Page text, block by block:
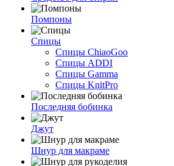
Помпоны
Спицы
Спицы ChiaoGoo
Спицы ADDI
Спицы Gamma
Спицы KnitPro
Последняя бобинка
Джут
Шнур для макраме